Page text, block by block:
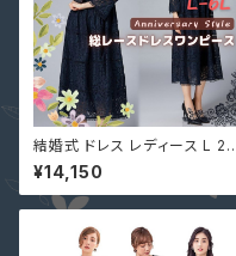
結婚式 ドレス レディース L 2L
3L 4L 5L 6L ネイビー 長袖 袖
あり 大きいサイズ MD-Y1620
66 パーティー 花柄 総レース
¥14,150